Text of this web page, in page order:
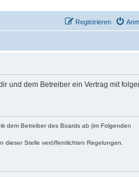
Registrieren
und dem Betreiber ein Vertrag mit
dem Betreiber des Boards ab (im Folgenden
Stelle veröffentlichten Regelungen.